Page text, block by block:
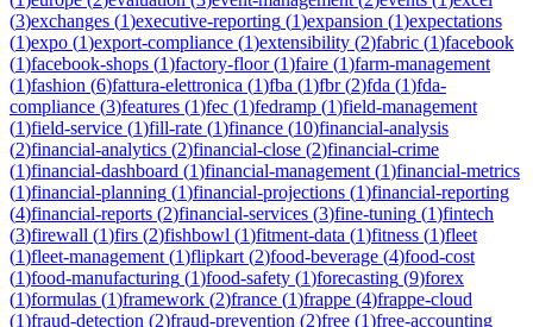
(3)exchanges (1)executive-reporting (1)expansion (1)expectations
(1)expo (1)export-compliance (1)extensibility (2)fabric (1)facebook
(1)facebook-shops (1)factory-floor(1)faire (1)farm-management
(1)fashion (6)fattura-elettronica (1)fba (1)fbr(2)fda (1)fda-
compliance (3)features (1)fec (1)fedramp (1)field-management
(1)field-service (1)fill-rate (1)finance (10)financial-analysis
(2)financial-analytics (2)financial-close (2)financial-crime
(1)financial-dashboard (1)financial-management (1)financial-metrics
(1)financial-planning (1)financial-projections (1)financial-reporting
(4)financial-reports (2)financial-services (3)fine-tuning (1)fintech
(3)firewall (1)firs (2)fishbowl (1)fitment-data (1)fitness (1)fleet
(1)fleet-management (1)flipkart (2)food-beverage (4)food-cost
(1)food-manufacturing (1)food-safety (1)forecasting (9)forex
(1)formulas (1)framework (2)france (1)frappe (4)frappe-cloud
(1)fraud-detection (2)fraud-prevention (2)free (1)free-accounting